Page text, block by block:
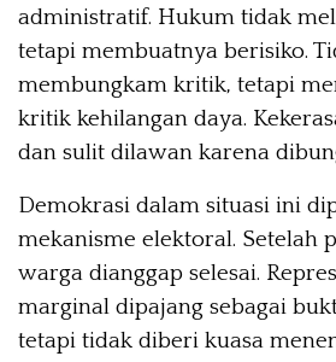
administratif. Hukum tidak
tetapi membuatnya berisiko.
membungkam kritik, tetapi
kritik kehilangan daya.
dan sulit dilawan karena
Demokrasi dalam situasi ini
mekanisme elektoral. Setelah
warga dianggap selesai.
marginal dipajang sebagai
tetapi tidak diberi kuasa